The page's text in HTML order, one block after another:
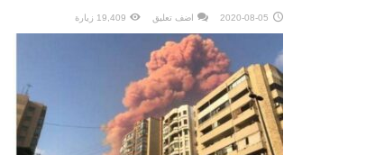
2020-08-05 اضف تعليق 19,409 زيارة